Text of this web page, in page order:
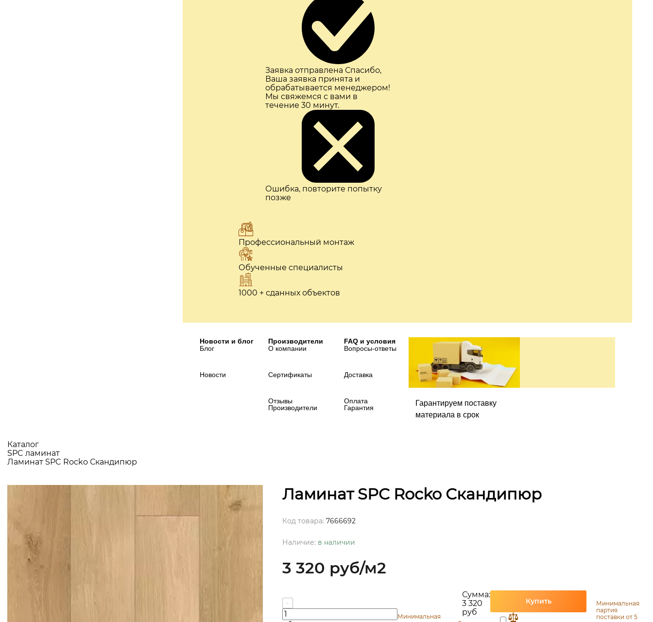
Заявка отправлена Спасибо,
Ваша заявка принята и
обрабатывается менеджером!
Мы свяжемся с вами в
течение 30 минут.
Ошибка, повторите попытку
позже
Профессиональный монтаж
Обученные специалисты
1000 + сданных объектов
Новости и блог
Блог
Новости
Производители
О компании
Сертификаты
Отзывы
Производители
FAQ и условия
Вопросы-ответы
Доставка
Оплата
Гарантия
Гарантируем поставку
материала в срок
Каталог
SPC ламинат
Ламинат SPC Rocko Скандипюр
Ламинат SPC Rocko Скандипюр
Код товара: 7666692
Наличие: в наличии
3 320 руб/м2
-
Минимальная
Сумма:
3 320
руб
Купить
Минимальная
партия
поставки от 5